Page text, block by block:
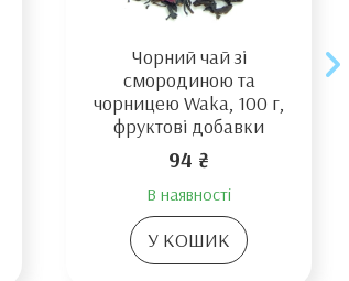
Чорний чай зі
смородиною та
чорницею Waka, 100 г,
фруктові добавки
94 ₴
В наявності
У КОШИК